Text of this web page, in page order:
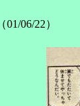
（01/06/22）